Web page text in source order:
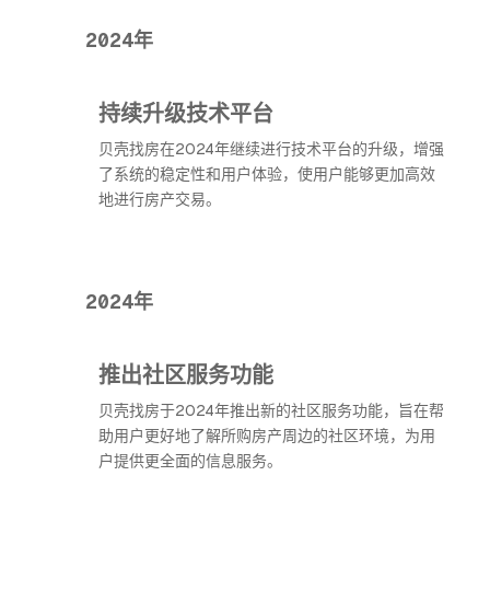
2024年
持续升级技术平台
贝壳找房在2024年继续进行技术平台的升级，增强
了系统的稳定性和用户体验，使用户能够更加高效
地进行房产交易。
2024年
推出社区服务功能
贝壳找房于2024年推出新的社区服务功能，旨在帮
助用户更好地了解所购房产周边的社区环境，为用
户提供更全面的信息服务。